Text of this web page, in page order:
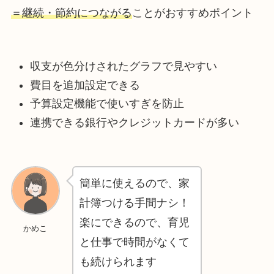
＝継続・節約につながることがおすすめポイント
収支が色分けされたグラフで見やすい
費目を追加設定できる
予算設定機能で使いすぎを防止
連携できる銀行やクレジットカードが多い
かめこ
簡単に使えるので、家
計簿つける手間ナシ！
楽にできるので、育児
と仕事で時間がなくて
も続けられます